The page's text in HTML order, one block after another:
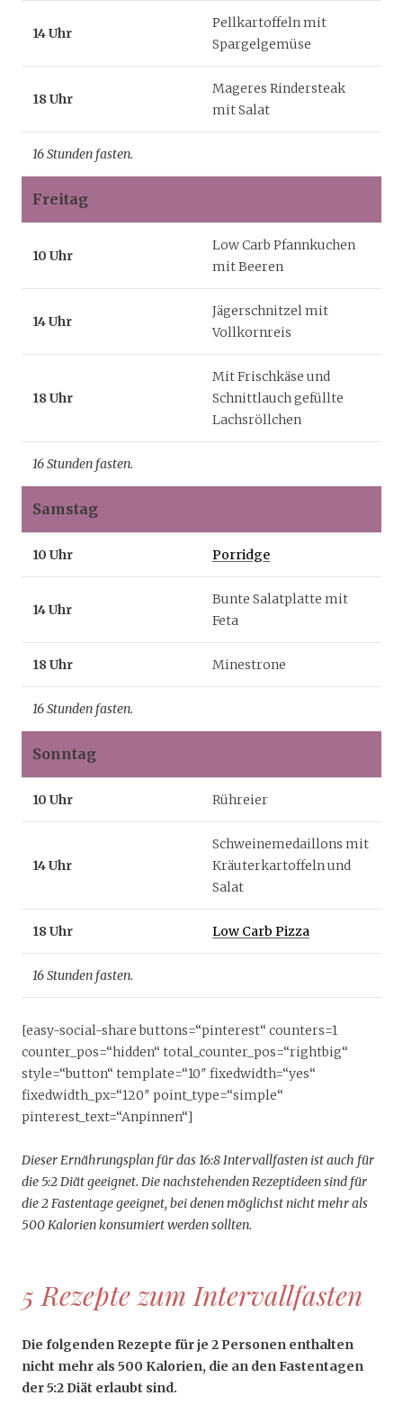
14 Uhr
Pellkartoffeln mit
Spargelgemüse
18 Uhr
Mageres Rindersteak
mit Salat
16 Stunden fasten.
Freitag
10 Uhr
Low Carb Pfannkuchen
mit Beeren
14 Uhr
Jägerschnitzel mit
Vollkornreis
18 Uhr
Mit Frischkäse und
Schnittlauch gefüllte
Lachsröllchen
16 Stunden fasten.
Samstag
10 Uhr Porridge
14 Uhr
Bunte Salatplatte mit
Feta
18 Uhr Minestrone
16 Stunden fasten.
Sonntag
10 Uhr Rühreier
14 Uhr
Schweinemedaillons mit
Kräuterkartoffeln und
Salat
18 Uhr Low Carb Pizza
16 Stunden fasten.
[easy-social-share buttons=“pinterest“ counters=1
counter_pos=“hidden“ total_counter_pos=“rightbig“
style=“button“ template=“10″ fixedwidth=“yes“
fixedwidth_px=“120″ point_type=“simple“
pinterest_text=“Anpinnen“]
Dieser Ernährungsplan für das 16:8 Intervallfasten ist auch für
die 5:2 Diät geeignet. Die nachstehenden Rezeptideen sind für
die 2 Fastentage geeignet, bei denen möglichst nicht mehr als
500 Kalorien konsumiert werden sollten.
5 Rezepte zum Intervallfasten
Die folgenden Rezepte für je 2 Personen enthalten
nicht mehr als 500 Kalorien, die an den Fastentagen
der 5:2 Diät erlaubt sind.